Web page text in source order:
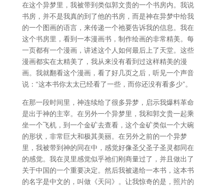
在这个异梦里，我被带到类似郭文贵的一个书房内。我说
书房，并不是我真的到了他的书房，而是神在异梦中给我
的一个图画的语言，来传递一个祂要告诉我的信息。我在
这个书房里，看到一本漫画书，制作绘画的非常精美。每
一页都有一个漫画，讲述这个人如何最后上了天堂。这些
漫画都实在太精美了，我从来没有看到过这样精美的漫
画。我就翻看这个漫画，看了好几页之后，听见一个声音
说：“这本书你太太已经看了一些，而你还没有看多少”。
在那一段时间里，神连续给了很多异梦，启示我爆料革命
是出于神的主宰。在另外一个异梦里，我和郭文贵一起乘
坐一个飞机，到一个金矿去查看，这个金矿类似一个大碗
的形状，非常巨大和极其美丽。在另外之前的一个异梦
里，我被带到神的同在中，感觉好像圣父圣子圣灵都同在
的感觉。我在灵里感觉似乎祂们刚商量过了，并且做出了
关于中国的一个重要决定。然后我被递给一本书，这本书
的名字是中文的，叫做《天问》。让我惊奇的是，照片的